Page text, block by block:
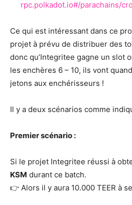
rpc.polkadot.io#/parachains/
Ce qui est intéressant dans ce
projet à prévu de distribuer des
donc qu’Integritee gagne un slot
les enchères 6 – 10, ils vont
jetons aux enchérisseurs !
Il y a deux scénarios comme
Premier scénario :
Si le projet Integritee réussi à
KSM durant ce batch.
👉 Alors il y aura 10.000 TEER à